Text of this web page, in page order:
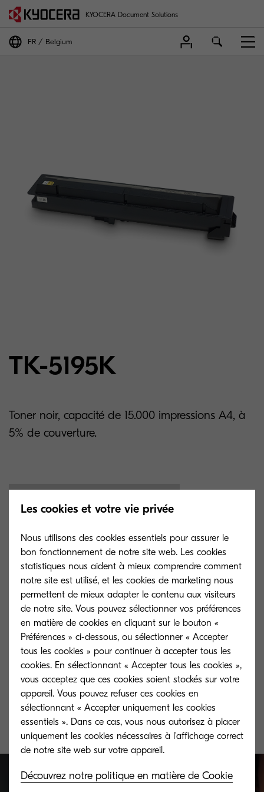
KYOCERA Document Solutions
FR Belgium
TK-5195K
Toner noir, capacité de 15.000 impressions A4, à
5% de couverture.
Yellow toner yield 7,000 pages in
accordance with 5 % coverage.
Les cookies et votre vie privée
Nous utilisons des cookies essentiels pour assurer le
bon fonctionnement de notre site web. Les cookies
statistiques nous aident à mieux comprendre comment
notre site est utilisé, et les cookies de marketing nous
permettent de mieux adapter le contenu aux visiteurs
de notre site. Vous pouvez sélectionner vos préférences
en matière de cookies en cliquant sur le bouton «
Préférences » ci-dessous, ou sélectionner « Accepter
tous les cookies » pour continuer à accepter tous les
cookies. En sélectionnant « Accepter tous les cookies »,
vous acceptez que ces cookies soient stockés sur votre
appareil. Vous pouvez refuser ces cookies en
sélectionnant « Accepter uniquement les cookies
essentiels ». Dans ce cas, vous nous autorisez à placer
uniquement les cookies nécessaires à l'affichage correct
Découvrez notre politique en matière de Cookie